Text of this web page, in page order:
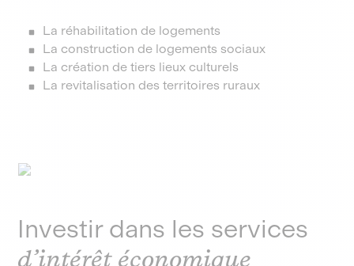
La réhabilitation de logements
La construction de logements sociaux
La création de tiers lieux culturels
La revitalisation des territoires ruraux
Investir dans les services
d’intérêt économique